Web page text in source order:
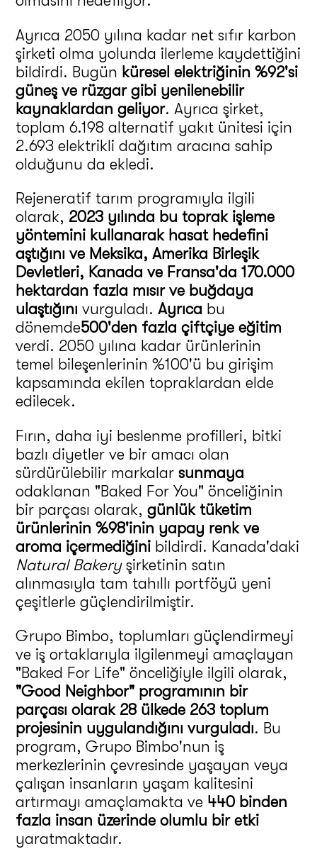
Ayrıca 2050 yılına kadar net sıfır karbon
şirketi olma yolunda ilerleme kaydettiğini
bildirdi. Bugün küresel elektriğinin %92'si
güneş ve rüzgar gibi yenilenebilir
kaynaklardan geliyor. Ayrıca şirket,
toplam 6.198 alternatif yakıt ünitesi için
2.693 elektrikli dağıtım aracına sahip
olduğunu da ekledi.
Rejeneratif tarım programıyla ilgili
olarak, 2023 yılında bu toprak işleme
yöntemini kullanarak hasat hedefini
aştığını ve Meksika, Amerika Birleşik
Devletleri, Kanada ve Fransa'da 170.000
hektardan fazla mısır ve buğdaya
ulaştığını vurguladı.Ayrıca bu
dönemde500'den fazla çiftçiye eğitim
verdi. 2050 yılına kadar ürünlerinin
temel bileşenlerinin %100'ü bu girişim
kapsamında ekilen topraklardan elde
edilecek.
Fırın, daha iyi beslenme profilleri, bitki
bazlı diyetler ve bir amacı olan
sürdürülebilir markalarsunmaya
odaklanan "Baked For You" önceliğinin
bir parçası olarak,günlük tüketim
ürünlerinin %98'inin yapay renk ve
aroma içermediğini bildirdi. Kanada'daki
Natural Bakeryşirketinin satın
alınmasıyla tam tahıllı portföyü yeni
çeşitlerle güçlendirilmiştir.
Grupo Bimbo, toplumları güçlendirmeyi
ve iş ortaklarıyla ilgilenmeyi amaçlayan
"Baked For Life" önceliğiyle ilgili olarak,
"Good Neighbor" programının bir
parçası olarak 28 ülkede 263 toplum
projesinin uygulandığını vurguladı. Bu
program, Grupo Bimbo'nun iş
merkezlerinin çevresinde yaşayan veya
çalışan insanların yaşam kalitesini
artırmayı amaçlamakta ve 440 binden
fazla insan üzerinde olumlu bir etki
yaratmaktadır.